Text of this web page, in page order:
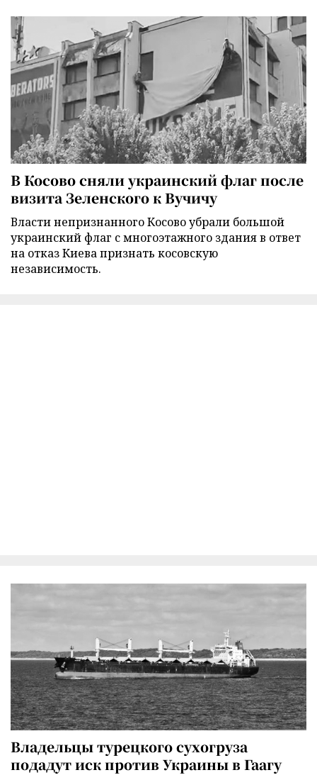
В Косово сняли украинский флаг после
визита Зеленского к Вучичу
Власти непризнанного Косово убрали большой
украинский флаг с многоэтажного здания в ответ
на отказ Киева признать косовскую
независимость.
Владельцы турецкого сухогруза
подадут иск против Украины в Гаагу